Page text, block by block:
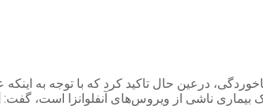
درعین حال تاکید کرد که با توجه به اینکه
یک بیماری ناشی از ویروس‌های آنفلوانزا است، گفت: